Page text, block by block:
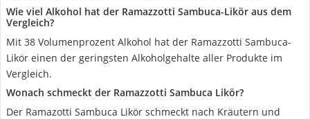
Wie viel Alkohol hat der Ramazzotti Sambuca-Likör aus dem
Vergleich?
Mit 38 Volumenprozent Alkohol hat der Ramazzotti Sambuca-
Likör einen der geringsten Alkoholgehalte aller Produkte im
Vergleich.
Wonach schmeckt der Ramazzotti Sambuca Likör?
Der Ramazotti Sambuca Likör schmeckt nach Kräutern und